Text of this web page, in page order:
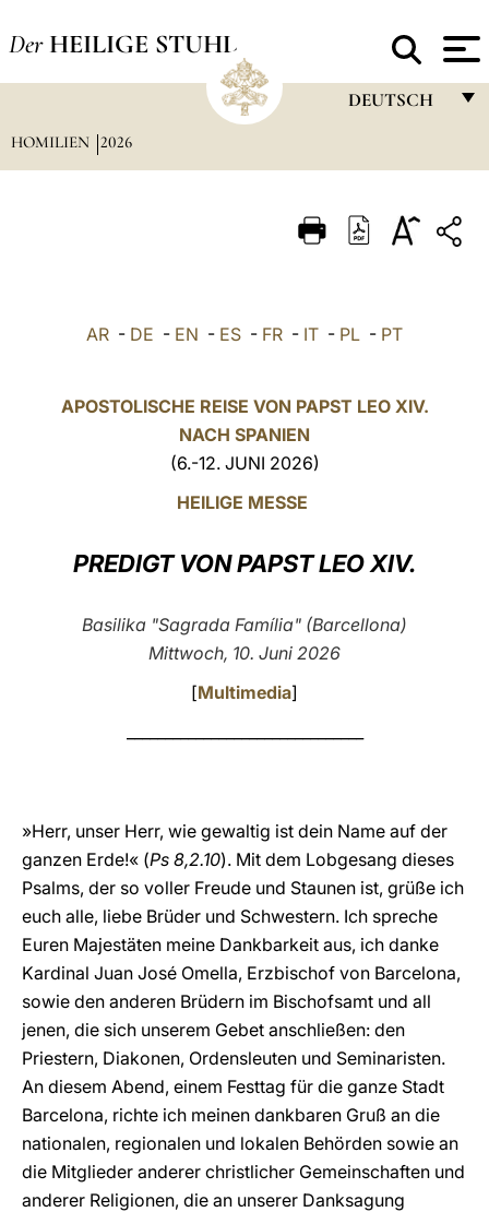
Der HEILIGE STUHL
DEUTSCH
ITALIANO
POLSKI
HOMILIEN 2026
AR - DE - EN - ES - FR - IT - PL - PT
APOSTOLISCHE REISE VON PAPST LEO XIV.
NACH SPANIEN
(6.-12. JUNI 2026)
HEILIGE MESSE
PREDIGT VON PAPST LEO XIV.
Basilika "Sagrada Família" (Barcellona)
Mittwoch, 10. Juni 2026
[Multimedia]
»Herr, unser Herr, wie gewaltig ist dein Name auf der
ganzen Erde!« (Ps 8,2.10). Mit dem Lobgesang dieses
Psalms, der so voller Freude und Staunen ist, grüße ich
euch alle, liebe Brüder und Schwestern. Ich spreche
Euren Majestäten meine Dankbarkeit aus, ich danke
Kardinal Juan José Omella, Erzbischof von Barcelona,
sowie den anderen Brüdern im Bischofsamt und all
jenen, die sich unserem Gebet anschließen: den
Priestern, Diakonen, Ordensleuten und Seminaristen.
An diesem Abend, einem Festtag für die ganze Stadt
Barcelona, richte ich meinen dankbaren Gruß an die
nationalen, regionalen und lokalen Behörden sowie an
die Mitglieder anderer christlicher Gemeinschaften und
anderer Religionen, die an unserer Danksagung